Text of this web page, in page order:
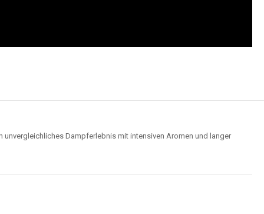
unvergleichliches Dampferlebnis mit intensiven Aromen und langer